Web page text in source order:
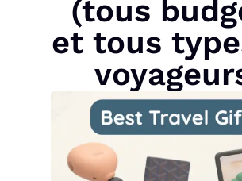
(tous
et tous